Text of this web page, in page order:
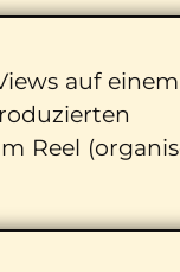
auf einem
Reel